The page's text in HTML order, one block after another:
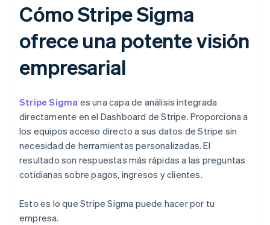
Cómo Stripe Sigma
ofrece una potente visión
empresarial
Stripe Sigma es una capa de análisis integrada
directamente en el Dashboard de Stripe. Proporciona a
los equipos acceso directo a sus datos de Stripe sin
necesidad de herramientas personalizadas. El
resultado son respuestas más rápidas a las preguntas
cotidianas sobre pagos, ingresos y clientes.
Esto es lo que Stripe Sigma puede hacer por tu
empresa.